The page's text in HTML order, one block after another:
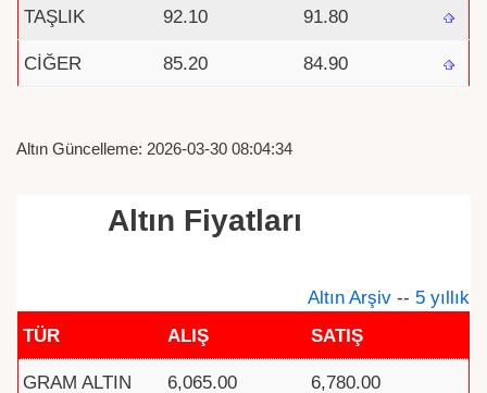
TAŞLIK 92.10 91.80
CİĞER 85.20 84.90
Altın Güncelleme: 2026-03-30 08:04:34
Altın Fiyatları
Altın Arşiv -- 5 yıllık
TÜR
ALIŞ SATIŞ
GRAM ALTIN
6,065.00 6,780.00